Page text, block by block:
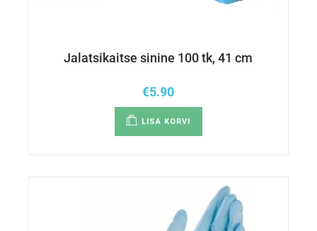
Jalatsikaitse sinine 100 tk, 41 cm
€5.90
LISA KORVI